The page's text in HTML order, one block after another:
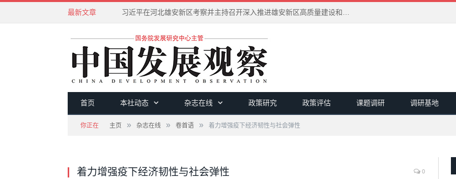
最新文章 习近平在河北雄安新区考察并主持召开深入推进雄安新区高质量建设和发展座谈会
首页 本社动态 杂志在线 政策研究 政策评估 课题调研 调研基地
你正在 主页 » 杂志在线 » 卷首语 » 着力增强疫下经济韧性与社会弹性
着力增强疫下经济韧性与社会弹性 0